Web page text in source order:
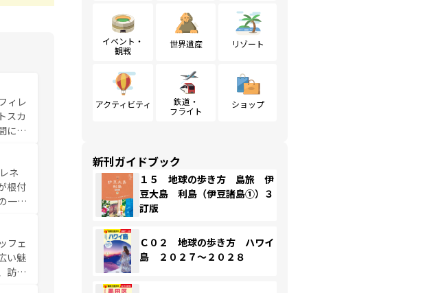
ィレ
スカ
に
ネ
根付
一部
見
フェ
い魅
訪れ
イベント・
観戦
世界遺産 リゾート
アクティビティ
鉄道・
フライト
ショップ
新刊ガイドブック
１５ 地球の歩き方 島旅 伊
豆大島 利島（伊豆諸島①）３
訂版
Ｃ０２ 地球の歩き方 ハワイ
島 ２０２７～２０２８